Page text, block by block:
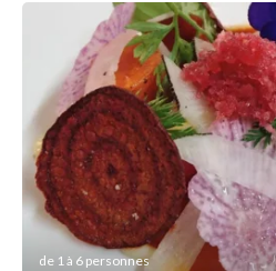
de 1 à 6 personnes